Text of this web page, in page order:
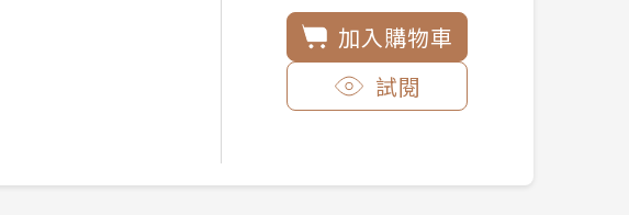
加入購物車
試閱